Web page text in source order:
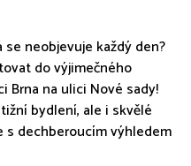
neobjevuje každý den?
do výjimečného
Brna na ulici Nové sady!
bydlení, ale i skvělé
s dechberoucím výhledem